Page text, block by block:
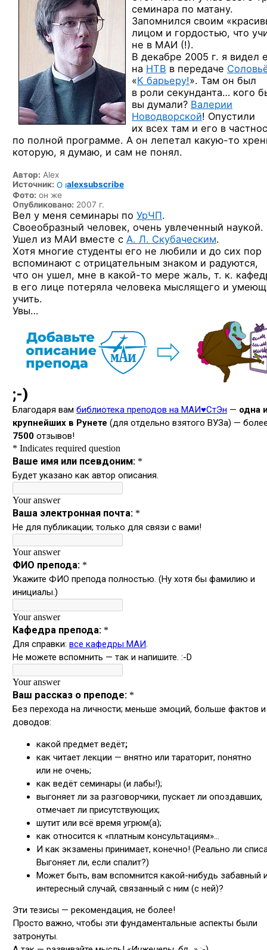
семинара по матану.
Запомнился своим
лицом и гордостью, что
не в МАИ (!).
В декабре 2005 г. я видел
на НТВ в передаче
«К барьеру!». Там он был
в роли секунданта… кого
вы думали? Валерии
Новодворской! Опустили
их всех там и его в
по полной программе. А он лепетал какую-то
которую, я думаю, и сам не понял.
Автор: Alex
Источник:
alexsubscribe
Фото: он же
Опубликовано: 2007 г.
Вел у меня семинары по УрЧП.
Своеобразный человек, очень увлеченный наукой.
Ушел из МАИ вместе с А. Л. Скубаческим.
Хотя многие студенты его не любили и до сих пор
вспоминают с отрицательным знаком и радуются,
что он ушел, мне в какой-то мере жаль, т. к.
в его лице потеряла человека мыслящего и
учить.
Увы…